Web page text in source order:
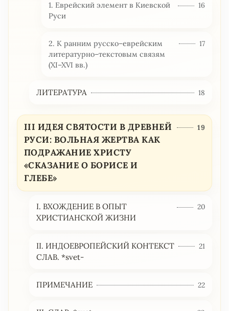
1. Еврейский элемент в Киевской
Руси
16
2. К ранним русско–еврейским
литературно–текстовым связям
(XI–XVI вв.)
17
ЛИТЕРАТУРА 18
III ИДЕЯ СВЯТОСТИ В ДРЕВНЕЙ
РУСИ: ВОЛЬНАЯ ЖЕРТВА КАК
ПОДРАЖАНИЕ ХРИСТУ
«СКАЗАНИЕ О БОРИСЕ И
ГЛЕБЕ»
19
I. ВХОЖДЕНИЕ В ОПЫТ
ХРИСТИАНСКОЙ ЖИЗНИ
20
II. ИНДОЕВРОПЕЙСКИЙ КОНТЕКСТ
СЛАВ. *svet-
21
ПРИМЕЧАНИЕ 22